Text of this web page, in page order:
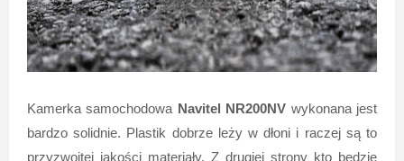
Kamerka samochodowa Navitel NR200NV wykonana jest
bardzo solidnie. Plastik dobrze leży w dłoni i raczej są to
przyzwoitej jakości materiały. Z drugiej strony kto będzie